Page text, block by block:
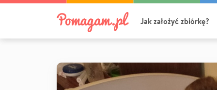
Jak założyć zbiórkę?